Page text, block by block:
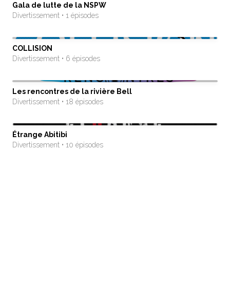
Gala de lutte de la NSPW
Divertissement • 1 épisodes
COLLISION
Divertissement • 6 épisodes
Les rencontres de la rivière Bell
Divertissement • 18 épisodes
Étrange Abitibi
Divertissement • 10 épisodes